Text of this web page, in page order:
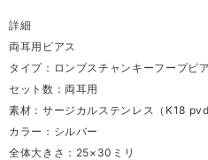
詳細
両耳用ピアス
タイプ：ロンブスチャンキーフープピ
セット数：両耳用
素材：サージカルステンレス（K18 pvd
カラー：シルバー
全体大きさ：25×30ミリ